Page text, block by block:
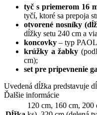
tyč s priemerom 16
tyčí, ktoré sa prepoja
otvorené nosníky (
dĺžky setu 240 cm a
koncovky – typ
krúžky a žabky (
cm);
set pre pripevnenie
Uvedená dĺžka predstavuje
Ďalšie informácie
120 cm, 160 cm, 200